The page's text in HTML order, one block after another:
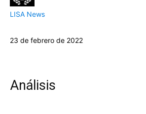
LISA News
23 de febrero de 2022
Análisis